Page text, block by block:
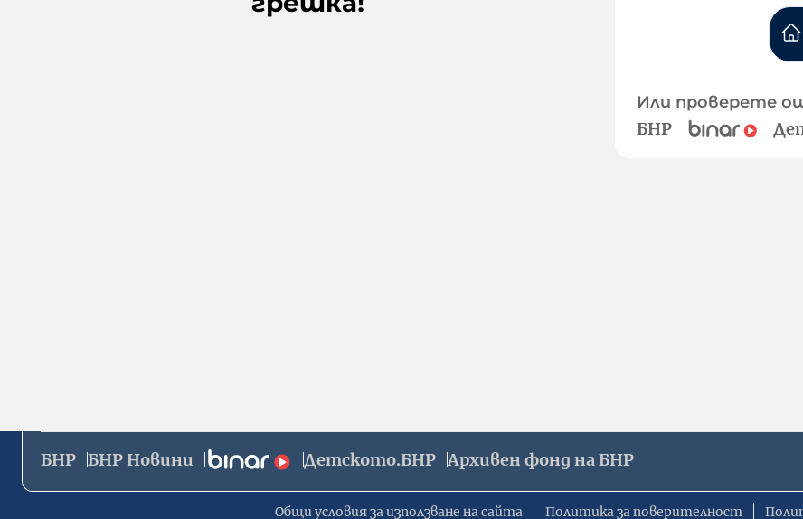
Или проверете
БНР
БНР БНР Новини Детското.БНР Архивен фонд на БНР
Общи условия за използване на сайта Политика за поверителност